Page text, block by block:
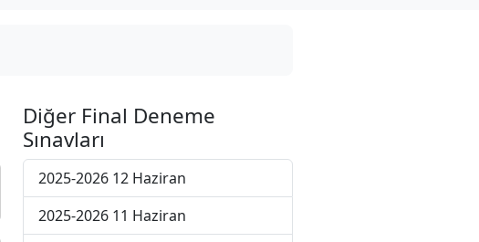
Diğer Final Deneme
Sınavları
2025-2026 12 Haziran
2025-2026 11 Haziran